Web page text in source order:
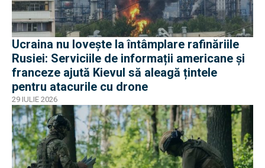
Ucraina nu lovește la întâmplare rafinăriile
Rusiei: Serviciile de informații americane și
franceze ajută Kievul să aleagă țintele
pentru atacurile cu drone
29 IULIE 2026